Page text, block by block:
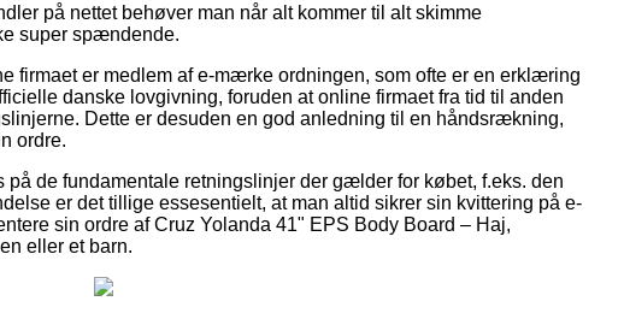
på nettet behøver man når alt kommer til alt skimme
super spændende.
firmaet er medlem af e-mærke ordningen, som ofte er en erklæring
danske lovgivning, foruden at online firmaet fra tid til anden
Dette er desuden en god anledning til en håndsrækning,
ordre.
på de fundamentale retningslinjer der gælder for købet, f.eks. den
er det tillige essesentielt, at man altid sikrer sin kvittering på e-
sin ordre af Cruz Yolanda 41" EPS Body Board – Haj,
eller et barn.